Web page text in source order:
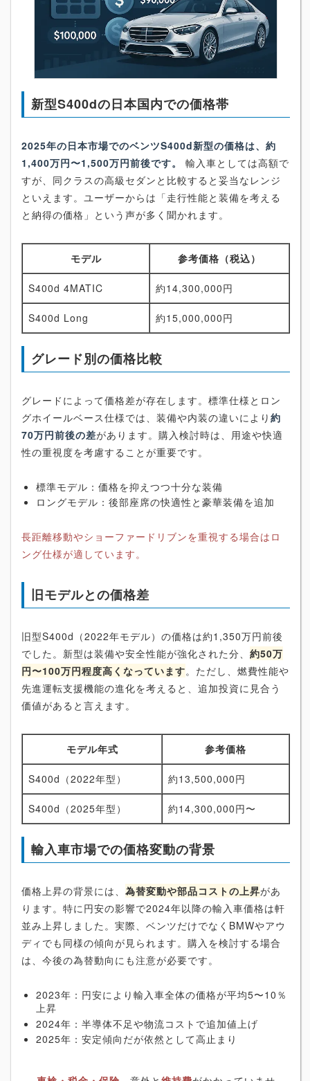
新型S400dの日本国内での価格帯
2025年の日本市場でのベンツS400d新型の価格は、約
1,400万円〜1,500万円前後です。
輸入車としては高額で
すが、同クラスの高級セダンと比較すると妥当なレンジ
といえます。ユーザーからは「走行性能と装備を考える
と納得の価格」という声が多く聞かれます。
モデル 参考価格（税込）
S400d 4MATIC 約14,300,000円
S400d Long 約15,000,000円
グレード別の価格比較
グレードによって価格差が存在します。標準仕様とロン
グホイールベース仕様では、装備や内装の違いにより 約
70万円前後の差があります。購入検討時は、用途や快適
性の重視度を考慮することが重要です。
標準モデル：価格を抑えつつ十分な装備
ロングモデル：後部座席の快適性と豪華装備を追加
長距離移動やショーファードリブンを重視する場合はロ
ング仕様が適しています。
旧モデルとの価格差
旧型S400d（2022年モデル）の価格は約1,350万円前後
でした。新型は装備や安全性能が強化された分、 約50万
円〜100万円程度高くなっています。ただし、燃費性能や
先進運転支援機能の進化を考えると、追加投資に見合う
価値があると言えます。
モデル年式 参考価格
S400d（2022年型） 約13,500,000円
S400d（2025年型） 約14,300,000円〜
輸入車市場での価格変動の背景
価格上昇の背景には、 為替変動や部品コストの上昇があ
ります。特に円安の影響で2024年以降の輸入車価格は軒
並み上昇しました。実際、ベンツだけでなくBMWやアウ
ディでも同様の傾向が見られます。購入を検討する場合
は、今後の為替動向にも注意が必要です。
2023年：円安により輸入車全体の価格が平均5〜10％
上昇
2024年：半導体不足や物流コストで追加値上げ
2025年：安定傾向だが依然として高止まり